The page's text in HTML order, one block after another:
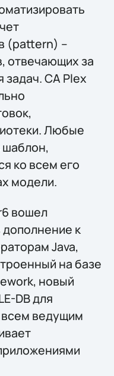
(pattern) –
отвечающих за
CA Plex
Любые
ко всем его
модели.
вошел
к
Java,
на базе
новый
DB для
всем ведущим